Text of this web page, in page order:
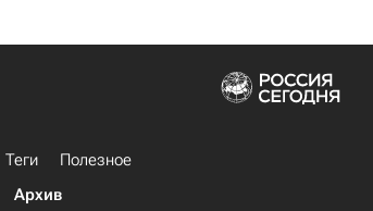
Теги
Полезное
Архив